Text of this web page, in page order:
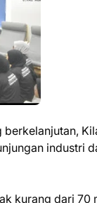
industri
kurang dari 70